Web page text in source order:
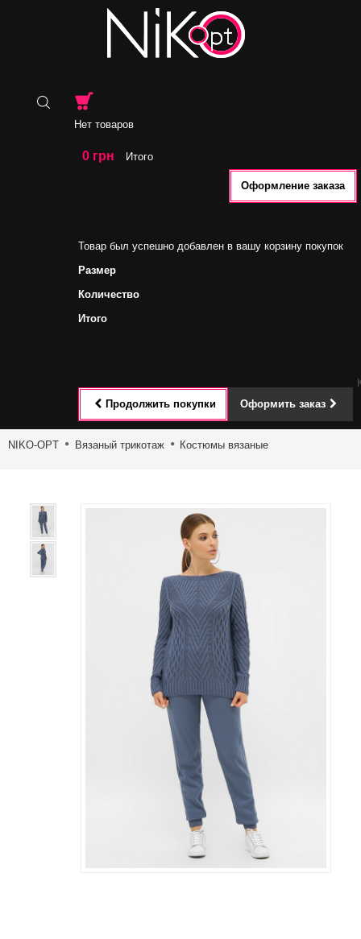
Нет товаров
0 грн Итого
Оформление заказа
Товар был успешно добавлен в вашу корзину покупок
Размер
Количество
Итого
Продолжить покупки Оформить заказ
Toggle
NIKO-OPT Вязаный трикотаж Костюмы вязаные